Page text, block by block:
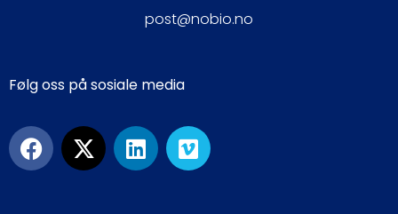
post@nobio.no
Følg oss på sosiale media